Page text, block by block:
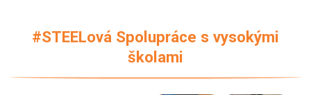
#STEELová Spolupráce s vysokými
školami